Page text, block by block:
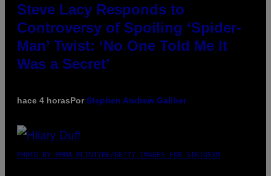
Steve Lacy Responds to
Controversy of Spoiling ‘Spider-
Man’ Twist: ‘No One Told Me It
Was a Secret’
hace 4 horasPorStephen Andrew Galiher
PHOTO BY EMMA MCINTYRE/GETTY IMAGES FOR SIRIUSXM